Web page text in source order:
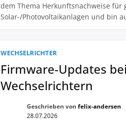
dem Thema Herkunftsnachweise für
Solar-/Photovoltaikanlagen und bin
Auf der einen Seite sehe ich die
WECHSELRICHTER
Firmware-Updates
Wechselrichtern
Geschrieben von felix-andersen
28.07.2026